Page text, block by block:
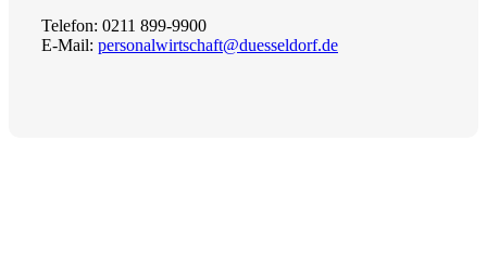
Telefon: 0211 899-9900
E-Mail: personalwirtschaft@duesseldorf.de